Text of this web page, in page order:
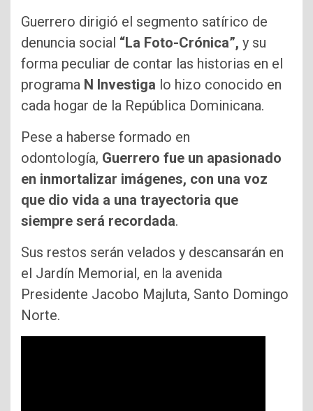
Guerrero dirigió el segmento satírico de
denuncia social “La Foto-Crónica”, y su
forma peculiar de contar las historias en el
programa N Investiga lo hizo conocido en
cada hogar de la República Dominicana.
Pese a haberse formado en
odontología, Guerrero fue un apasionado
en inmortalizar imágenes, con una voz
que dio vida a una trayectoria que
siempre será recordada.
Sus restos serán velados y descansarán en
el Jardín Memorial, en la avenida
Presidente Jacobo Majluta, Santo Domingo
Norte.